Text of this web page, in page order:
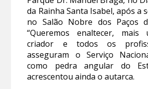
da Rainha Santa Isabel, após a
no Salão Nobre dos Paços
“Queremos enaltecer,
criador e todos os
asseguram o Serviço
como pedra angular do
acrescentou ainda o autarca.